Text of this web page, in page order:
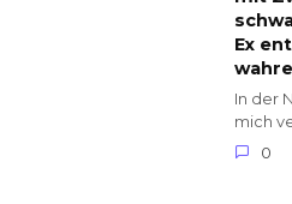
Ex
In der
mich
0